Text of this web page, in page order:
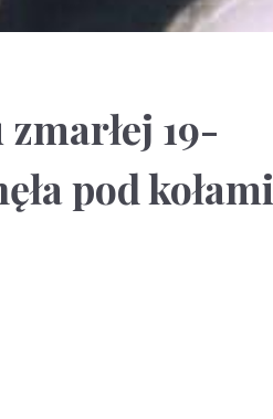
19-
pod kołami